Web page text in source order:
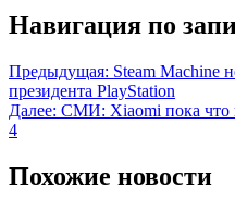
Навигация по
Предыдущая: Steam Machine
президента PlayStation
Далее: СМИ: Xiaomi пока что
4
Похожие новости